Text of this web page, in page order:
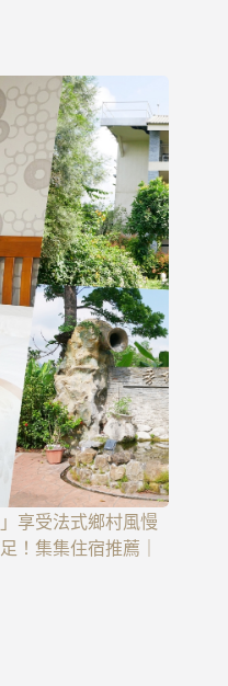
享受法式鄉村風慢
！集集住宿推薦｜